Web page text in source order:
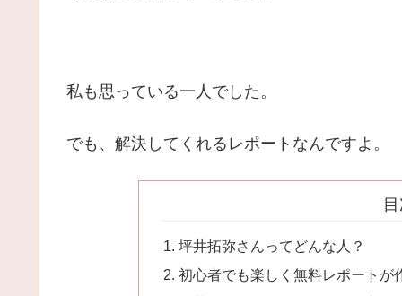
私も思っている一人でした。
でも、解決してくれるレポートなんですよ。
坪井拓弥さんってどんな人？
初心者でも楽しく無料レポートが